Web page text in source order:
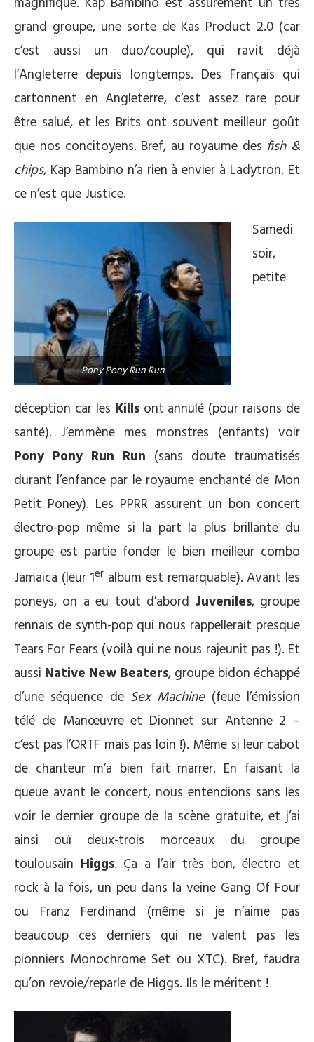
grand groupe, une sorte de Kas Product 2.0 (car
c’est aussi un duo/couple), qui ravit déjà
l’Angleterre depuis longtemps. Des Français qui
cartonnent en Angleterre, c’est assez rare pour
être salué, et les Brits ont souvent meilleur goût
que nos concitoyens. Bref, au royaume des fish &
chips, Kap Bambino n’a rien à envier à Ladytron. Et
ce n’est que Justice.
Pony Pony Run Run
Samedi
soir,
petite
déception car les Killsont annulé (pour raisons de
santé). J’emmène mes monstres (enfants) voir
Pony Pony Run Run (sans doute traumatisés
durant l’enfance par le royaume enchanté de Mon
Petit Poney). Les PPRR assurent un bon concert
électro-pop même si la part la plus brillante du
groupe est partie fonder le bien meilleur combo
Jamaica (leur 1er album est remarquable). Avant les
poneys, on a eu tout d’abord Juveniles, groupe
rennais de synth-pop qui nous rappellerait presque
Tears For Fears (voilà qui ne nous rajeunit pas !). Et
aussi Native New Beaters, groupe bidon échappé
d’une séquence de Sex Machine(feue l’émission
télé de Manœuvre et Dionnet sur Antenne 2 –
c’est pas l’ORTF mais pas loin !). Même si leur cabot
de chanteur m’a bien fait marrer. En faisant la
queue avant le concert, nous entendions sans les
voir le dernier groupe de la scène gratuite, et j’ai
ainsi ouï deux-trois morceaux du groupe
toulousain Higgs. Ça a l’air très bon, électro et
rock à la fois, un peu dans la veine Gang Of Four
ou Franz Ferdinand (même si je n’aime pas
beaucoup ces derniers qui ne valent pas les
pionniers Monochrome Set ou XTC). Bref, faudra
qu’on revoie/reparle de Higgs. Ils le méritent !